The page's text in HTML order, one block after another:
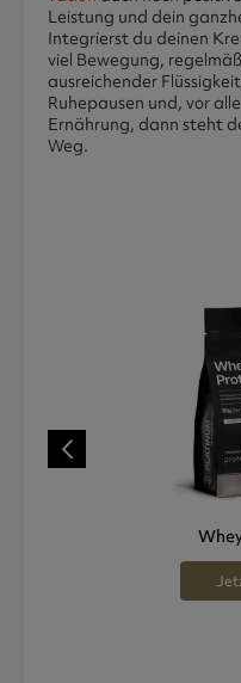
Leistung und dein
Integrierst du deinen
viel Bewegung,
ausreichender
Ruhepausen und, vor
Ernährung, dann steht
Weg.